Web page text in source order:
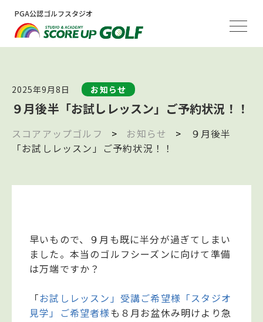
PGA公認ゴルフスタジオ
2025年9月8日 お知らせ
９月後半「お試しレッスン」ご予約状況！！
スコアアップゴルフ > お知らせ >
９月後半
「お試しレッスン」ご予約状況！！
早いもので、９月も既に半分が過ぎてしまい
ました。本当のゴルフシーズンに向けて準備
は万端ですか？
「お試しレッスン」受講ご希望様「スタジオ
見学」ご希望者様も８月お盆休み明けより急